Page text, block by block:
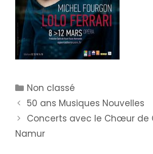
Catégories
Non classé
50 ans Musiques Nouvelles
Concerts avec le Chœur de
Namur